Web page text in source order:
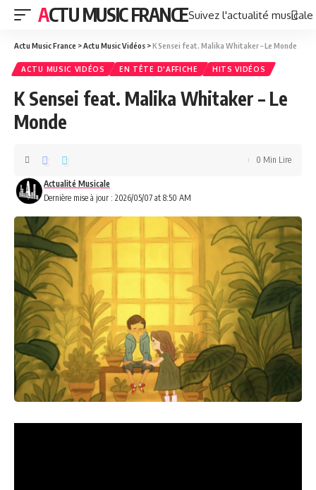
ACTU MUSIC FRANCESuivez l'actualité
Actu Music France >Actu Music Vidéos >K Sensei feat. Malika Whitaker – Le Monde
ACTU MUSIC VIDÉOS EN TÊTE D'AFFICHE HITS VIDÉOS
K Sensei feat. Malika Whitaker – Le
Monde
Dernière mise à jour : 2026/05/07 at 8:50 AM
Actualité Musicale
0 Min Lire